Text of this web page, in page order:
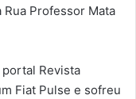
Professor Mata
Revista
Fiat Pulse e sofreu